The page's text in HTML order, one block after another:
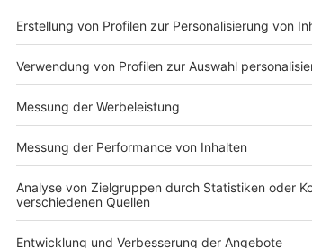
großen Anteil daran, dass Bayern
mit dem Ansehen.»
INTERESSIEREN